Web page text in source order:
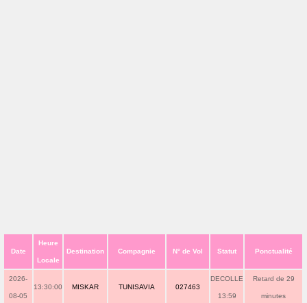
Date
Heure
Locale
Destination Compagnie N° de Vol Statut Ponctualité
2026-
08-05
13:30:00 MISKAR TUNISAVIA 027463
DECOLLE
13:59
Retard de 29
minutes